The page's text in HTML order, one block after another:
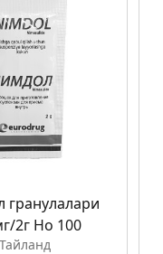
гранулалари
2г Но 100
Тайланд